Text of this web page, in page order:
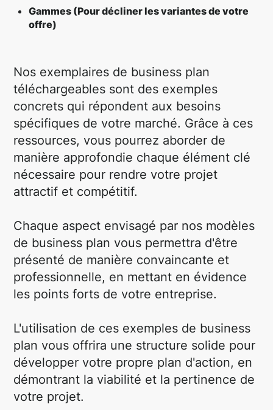
Gammes (Pour décliner les variantes de votre
offre)
Nos exemplaires de business plan
téléchargeables sont des exemples
concrets qui répondent aux besoins
spécifiques de votre marché. Grâce à ces
ressources, vous pourrez aborder de
manière approfondie chaque élément clé
nécessaire pour rendre votre projet
attractif et compétitif.
Chaque aspect envisagé par nos modèles
de business plan vous permettra d'être
présenté de manière convaincante et
professionnelle, en mettant en évidence
les points forts de votre entreprise.
L'utilisation de ces exemples de business
plan vous offrira une structure solide pour
développer votre propre plan d'action, en
démontrant la viabilité et la pertinence de
votre projet.